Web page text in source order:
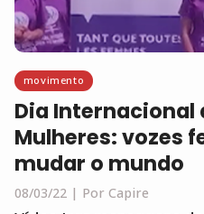
movimento
Dia Internacional
Mulheres: vozes
mudar o mundo
08/03/22 Por Capire